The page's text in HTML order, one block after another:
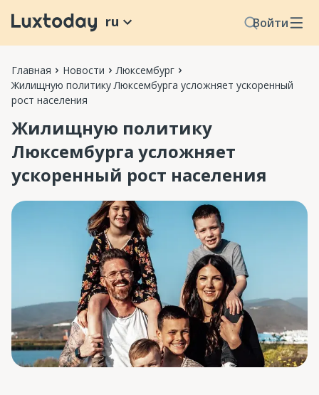
Войти
ru
Главная Новости
Люксембург
Жилищную политику Люксембурга усложняет ускоренный
рост населения
Жилищную политику
Люксембурга усложняет
ускоренный рост населения